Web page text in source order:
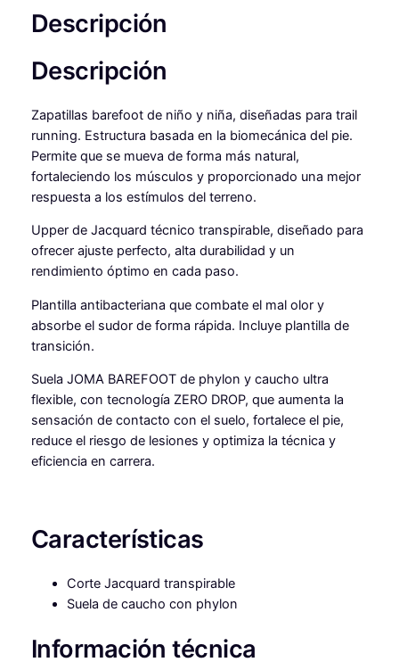
S
M
d
J
o
c
a
n
i
d
a
d
Descripción
Descripción
Zapatillas barefoot de niño y niña, diseñadas para trail
running. Estructura basada en la biomecánica del pie.
Permite que se mueva de forma más natural,
fortaleciendo los músculos y proporcionado una mejor
respuesta a los estímulos del terreno.
Upper de Jacquard técnico transpirable, diseñado para
ofrecer ajuste perfecto, alta durabilidad y un
rendimiento óptimo en cada paso.
Plantilla antibacteriana que combate el mal olor y
absorbe el sudor de forma rápida. Incluye plantilla de
transición.
Suela JOMA BAREFOOT de phylon y caucho ultra
flexible, con tecnología ZERO DROP, que aumenta la
sensación de contacto con el suelo, fortalece el pie,
reduce el riesgo de lesiones y optimiza la técnica y
eficiencia en carrera.
Características
Corte Jacquard transpirable
Suela de caucho con phylon
Información técnica